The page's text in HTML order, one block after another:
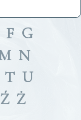
F G
N
T U
Ź Ż